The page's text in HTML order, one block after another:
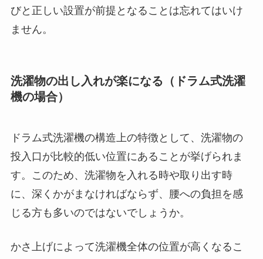
びと正しい設置が前提となることは忘れてはいけ
ません。
洗濯物の出し入れが楽になる（ドラム式洗濯
機の場合）
ドラム式洗濯機の構造上の特徴として、洗濯物の
投入口が比較的低い位置にあることが挙げられま
す。このため、洗濯物を入れる時や取り出す時
に、深くかがまなければならず、腰への負担を感
じる方も多いのではないでしょうか。
かさ上げによって洗濯機全体の位置が高くなるこ